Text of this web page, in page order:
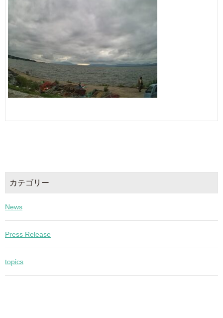
カテゴリー
News
Press Release
topics